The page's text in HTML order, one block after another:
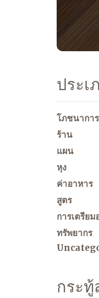
ประเ
โภชนาการ
ร้าน
แผน
หุง
ค่าอาหาร
สูตร
การเตรียม
ทรัพยากร
กระทู้